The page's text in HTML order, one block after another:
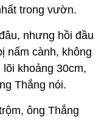
trong vườn.
nhưng hồi đầu
nấm cành, không
khoảng 30cm,
Thắng nói.
ông Thắng